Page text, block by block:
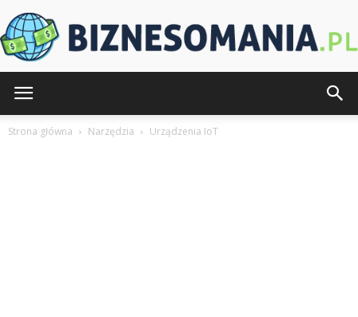
Strona główna Narzędzia Urządzenia IoT